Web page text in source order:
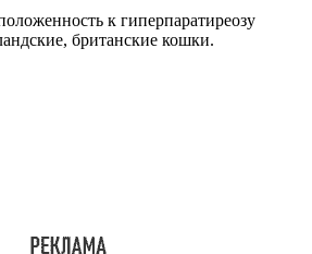
к гиперпаратиреозу
британские кошки.